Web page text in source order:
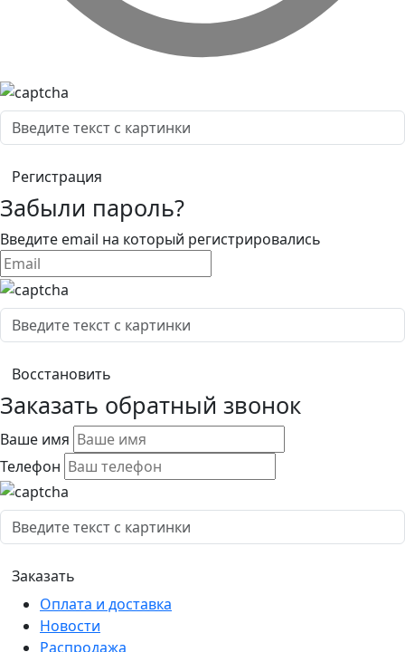
Забыли пароль?
Введите email на который регистрировались
Заказать обратный звонок
Ваше имя
Телефон
Оплата и доставка
Новости
Распродажа